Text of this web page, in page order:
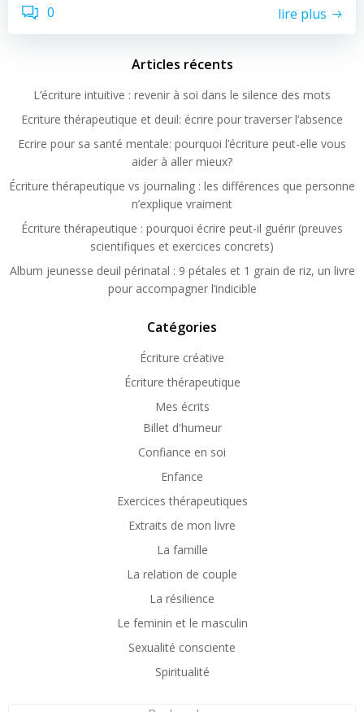
0 lire plus
Articles récents
L’écriture intuitive : revenir à soi dans le silence des mots
Ecriture thérapeutique et deuil: écrire pour traverser l’absence
Ecrire pour sa santé mentale: pourquoi l’écriture peut-elle vous
aider à aller mieux?
Écriture thérapeutique vs journaling : les différences que personne
n’explique vraiment
Écriture thérapeutique : pourquoi écrire peut-il guérir (preuves
scientifiques et exercices concrets)
Album jeunesse deuil périnatal : 9 pétales et 1 grain de riz, un livre
pour accompagner l’indicible
Catégories
Écriture créative
Écriture thérapeutique
Mes écrits
Billet d'humeur
Confiance en soi
Enfance
Exercices thérapeutiques
Extraits de mon livre
La famille
La relation de couple
La résilience
Le feminin et le masculin
Sexualité consciente
Spiritualité